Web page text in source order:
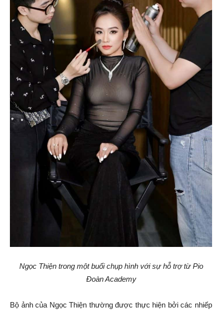
Ngọc Thiện trong một buổi chụp hình với sự hỗ trợ từ Pio
Đoàn Academy
Bộ ảnh của Ngọc Thiện thường được thực hiện bởi các nhiếp